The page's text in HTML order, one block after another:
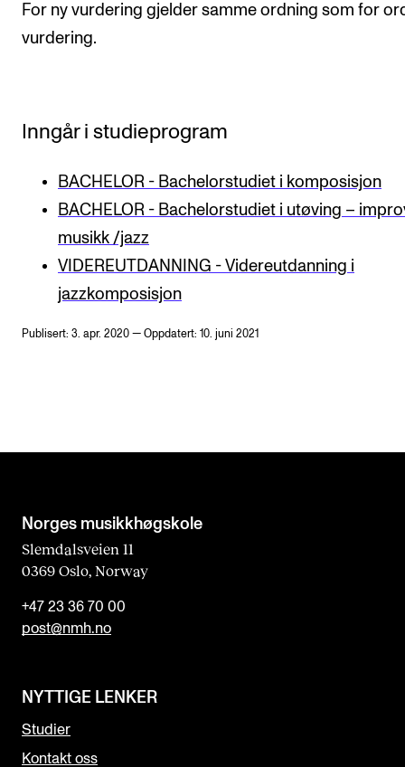
For ny vurdering gjelder samme ordning som for
vurdering.
Inngår i studieprogram
BACHELOR - Bachelorstudiet i komposisjon
BACHELOR - Bachelorstudiet i utøving –
musikk /jazz
VIDEREUTDANNING - Videreutdanning i
jazzkomposisjon
Publisert: 3. apr. 2020 — Oppdatert: 10. juni 2021
Norges musikk­høgskole
Slemdalsveien 11
0369 Oslo, Norway
+47 23 36 70 00
post@nmh.no
NYTTIGE LENKER
Studier
Kontakt oss